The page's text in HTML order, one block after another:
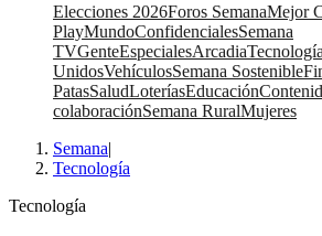
Elecciones 2026Foros SemanaMejor
PlayMundoConfidencialesSemana
TVGenteEspecialesArcadiaTecnología
UnidosVehículosSemana Sostenible
PatasSaludLoteríasEducación
colaboraciónSemana RuralMujeres
Semana|
Tecnología
Tecnología